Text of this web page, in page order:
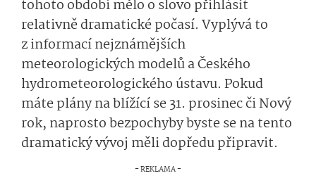
tohoto období mělo o slovo přihlásit
relativně dramatické počasí. Vyplývá to
z informací nejznámějších
meteorologických modelů a Českého
hydrometeorolo­gického ústavu. Pokud
máte plány na blížící se 31. prosinec či Nový
rok, naprosto bezpochyby byste se na tento
dramatický vývoj měli dopředu připravit.